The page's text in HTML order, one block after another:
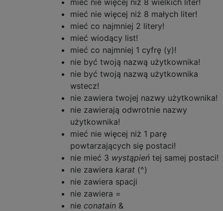
mieć nie więcej niż 8 wielkich liter!
mieć nie więcej niż 8 małych liter!
mieć co najmniej 2 litery!
mieć wiodący list!
mieć co najmniej 1 cyfrę (y)!
nie być twoją nazwą użytkownika!
nie być twoją nazwą użytkownika
wstecz!
nie zawiera twojej nazwy użytkownika!
nie zawierają odwrotnie nazwy
użytkownika!
mieć nie więcej niż 1 parę
powtarzających się postaci!
nie mieć 3 wystąpień tej samej postaci!
nie zawiera karat (^)
nie zawiera spacji
nie zawiera =
nie conatain &